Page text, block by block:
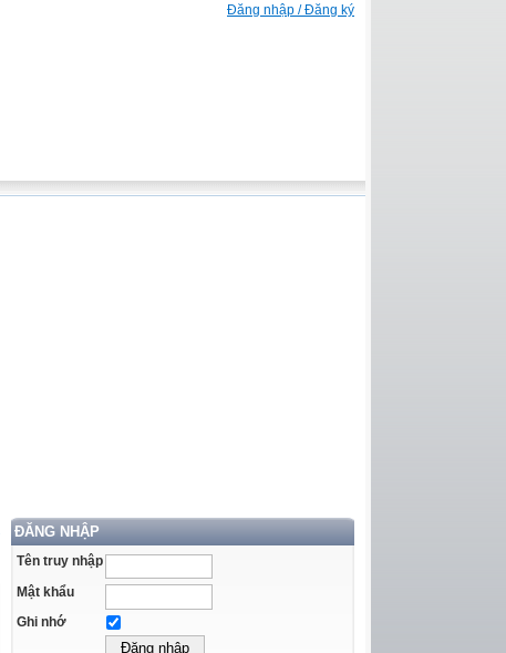
Đăng nhập / Đăng ký
ĐĂNG NHẬP
Tên truy nhập
Mật khẩu
Ghi nhớ